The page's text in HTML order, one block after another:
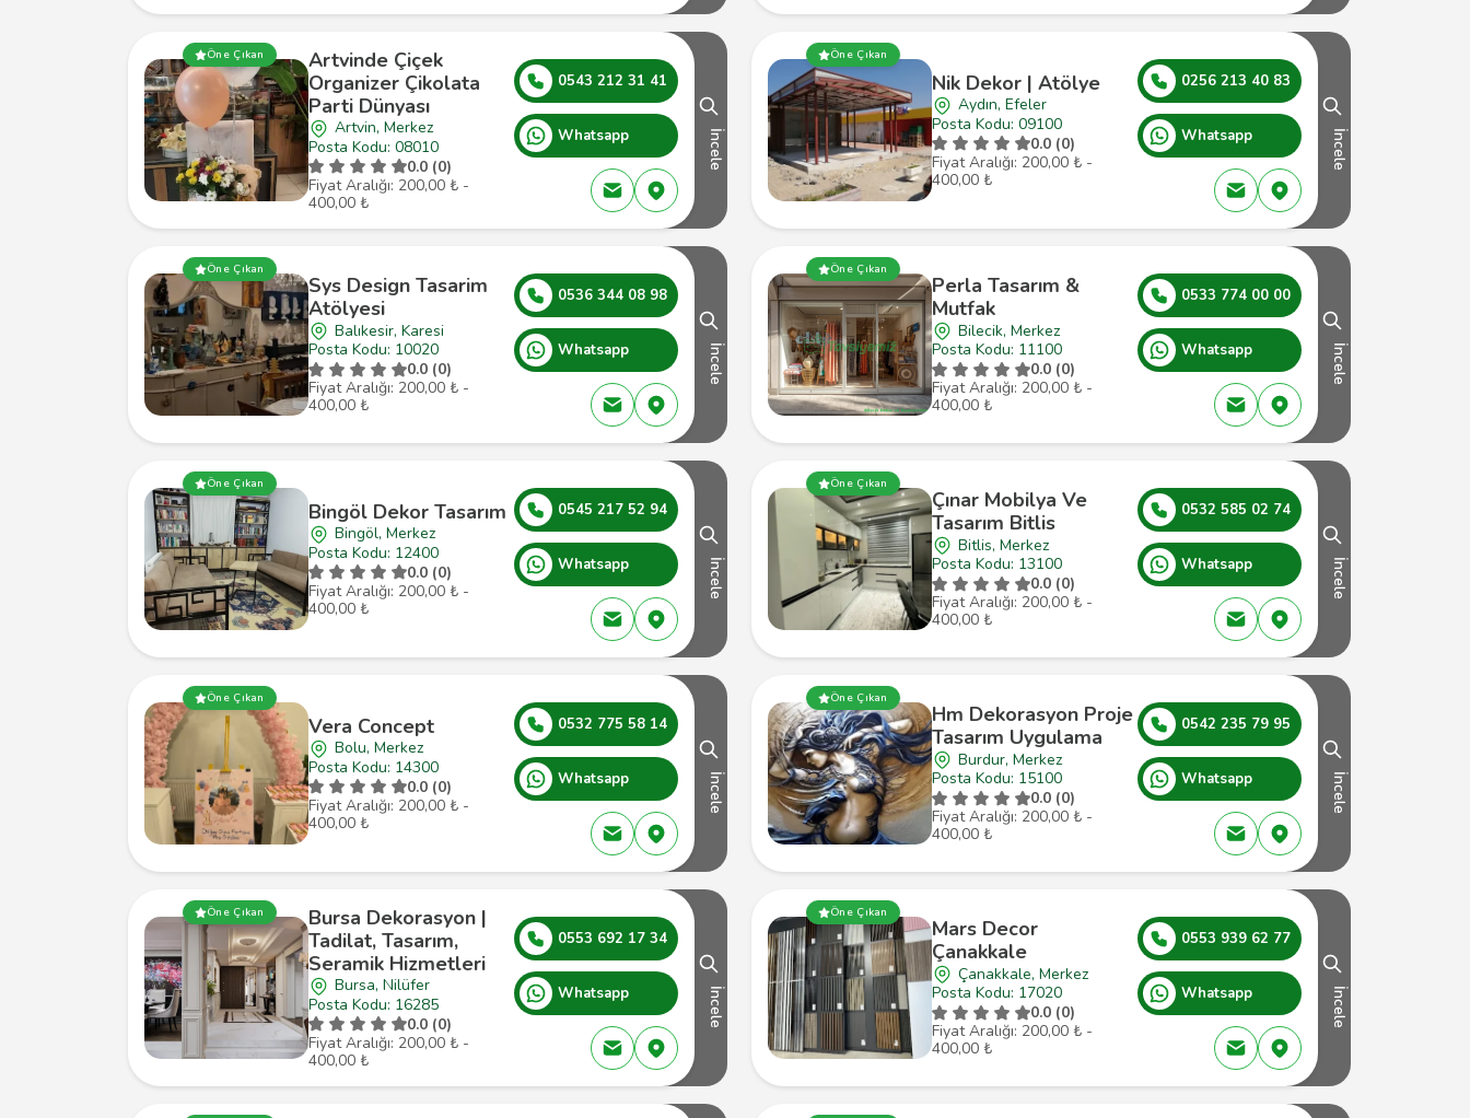
Öne Çıkan
Artvinde Çiçek
Organizer Çikolata
Parti Dünyası
Artvin, Merkez
Posta Kodu: 08010
0.0 (0)
Fiyat Aralığı: 200,00 ₺ -
400,00 ₺
0543 212 31 41
Whatsapp İncele
Öne Çıkan
Nik Dekor | Atölye
Aydın, Efeler
Posta Kodu: 09100
0.0 (0)
Fiyat Aralığı: 200,00 ₺ -
400,00 ₺
0256 213 40 83
Whatsapp İncele
Öne Çıkan
Sys Design Tasarim
Atölyesi
Balıkesir, Karesi
Posta Kodu: 10020
0.0 (0)
Fiyat Aralığı: 200,00 ₺ -
400,00 ₺
0536 344 08 98
Whatsapp İncele
Öne Çıkan
Perla Tasarım &
Mutfak
Bilecik, Merkez
Posta Kodu: 11100
0.0 (0)
Fiyat Aralığı: 200,00 ₺ -
400,00 ₺
0533 774 00 00
Whatsapp İncele
Öne Çıkan
Bingöl Dekor Tasarım
Bingöl, Merkez
Posta Kodu: 12400
0.0 (0)
Fiyat Aralığı: 200,00 ₺ -
400,00 ₺
0545 217 52 94
Whatsapp İncele
Öne Çıkan
Çınar Mobilya Ve
Tasarım Bitlis
Bitlis, Merkez
Posta Kodu: 13100
0.0 (0)
Fiyat Aralığı: 200,00 ₺ -
400,00 ₺
0532 585 02 74
Whatsapp İncele
Öne Çıkan
Vera Concept
Bolu, Merkez
Posta Kodu: 14300
0.0 (0)
Fiyat Aralığı: 200,00 ₺ -
400,00 ₺
0532 775 58 14
Whatsapp İncele
Öne Çıkan
Hm Dekorasyon Proje
Tasarım Uygulama
Burdur, Merkez
Posta Kodu: 15100
0.0 (0)
Fiyat Aralığı: 200,00 ₺ -
400,00 ₺
0542 235 79 95
Whatsapp İncele
Öne Çıkan
Bursa Dekorasyon |
Tadilat, Tasarım,
Seramik Hizmetleri
Bursa, Nilüfer
Posta Kodu: 16285
0.0 (0)
Fiyat Aralığı: 200,00 ₺ -
400,00 ₺
0553 692 17 34
Whatsapp İncele
Öne Çıkan
Mars Decor
Çanakkale
Çanakkale, Merkez
Posta Kodu: 17020
0.0 (0)
Fiyat Aralığı: 200,00 ₺ -
400,00 ₺
0553 939 62 77
Whatsapp İncele